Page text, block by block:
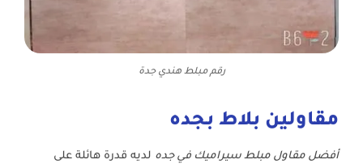
رقم مبلط هندي جدة
مقاولين بلاط بجده
أفضل مقاول مبلط سيراميك في جده لديه قدرة هائلة على